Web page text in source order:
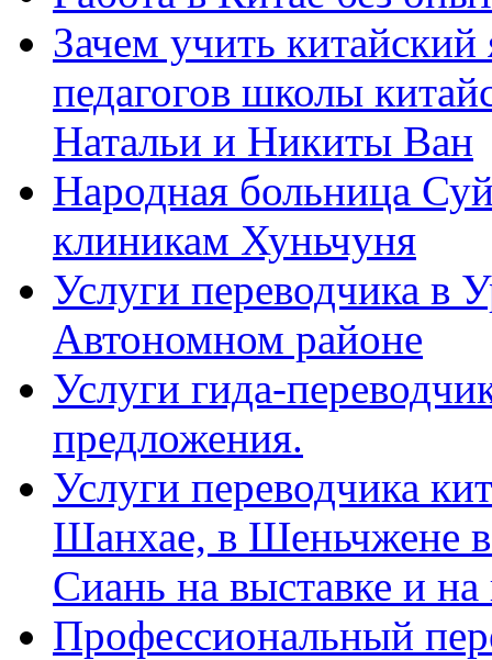
Зачем учить
педагогов школы
Натальи и Никиты Ван
Народная больница
клиникам Хуньчуня
Услуги переводчика в
Автономном районе
Услуги гида-
предложения.
Услуги переводчика
Шанхае, в Шеньчжене
Сиань на выставке и
Профессиональный